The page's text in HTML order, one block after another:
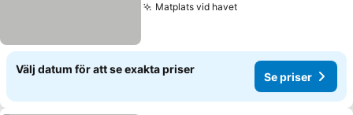
Matplats vid havetSe priser
Välj datum för att se exakta priser
Se priser